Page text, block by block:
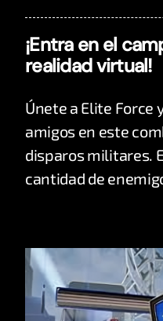
¡Entra en el
realidad virtual!
Únete a Elite Force
amigos en este
disparos militares.
cantidad de